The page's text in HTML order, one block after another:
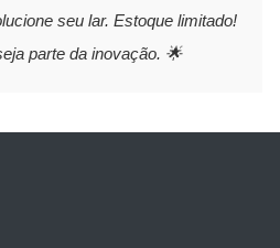
seu lar. Estoque limitado!
parte da inovação. 🌟